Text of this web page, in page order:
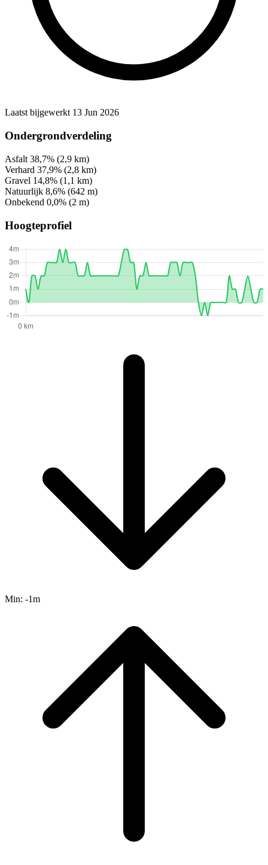
Laatst bijgewerkt 13 Jun 2026
Ondergrondverdeling
Asfalt 38,7% (2,9 km)
Verhard 37,9% (2,8 km)
Gravel 14,8% (1,1 km)
Natuurlijk 8,6% (642 m)
Onbekend 0,0% (2 m)
Hoogteprofiel
Min: -1m